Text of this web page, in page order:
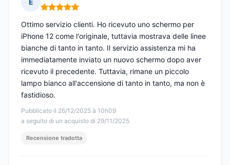
E
Nota: 5 su 5
Pubblicato il 26/12/2025 à 10h09
a seguito di un acquisto di 29/11/2025
Ottimo servizio clienti. Ho ricevuto uno schermo per
iPhone 12 come l'originale, tuttavia mostrava delle linee
bianche di tanto in tanto. Il servizio assistenza mi ha
immediatamente inviato un nuovo schermo dopo aver
ricevuto il precedente. Tuttavia, rimane un piccolo
lampo bianco all'accensione di tanto in tanto, ma non è
fastidioso.
Recensione tradotta